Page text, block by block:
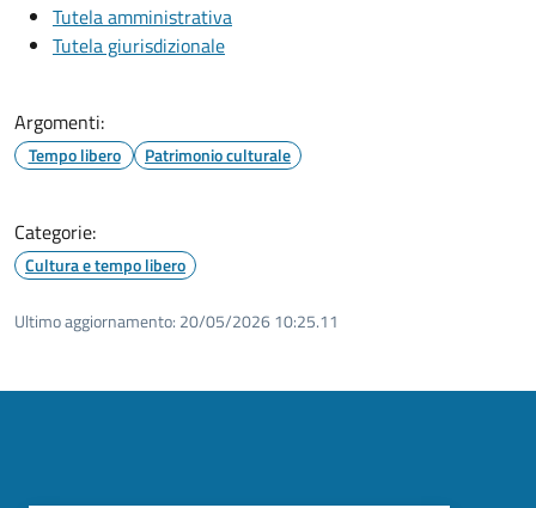
Tutela amministrativa
Tutela giurisdizionale
Argomenti:
Tempo libero Patrimonio culturale
Categorie:
Cultura e tempo libero
Ultimo aggiornamento: 20/05/2026 10:25.11